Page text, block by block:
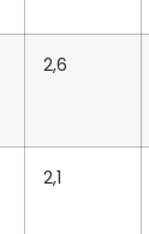
2,6
2,1